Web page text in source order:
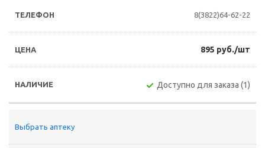
8(3822)64-62-22
895 руб./шт
Доступно для заказа (1)
Выбрать аптеку